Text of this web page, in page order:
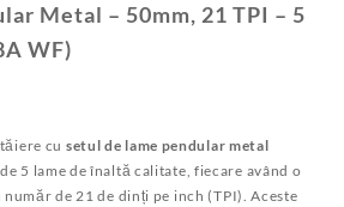
Metal – 50mm, 21 TPI – 5
WF)
cu setul de lame pendular metal
5 lame de înaltă calitate, fiecare având o
număr de 21 de dinți pe inch (TPI). Aceste